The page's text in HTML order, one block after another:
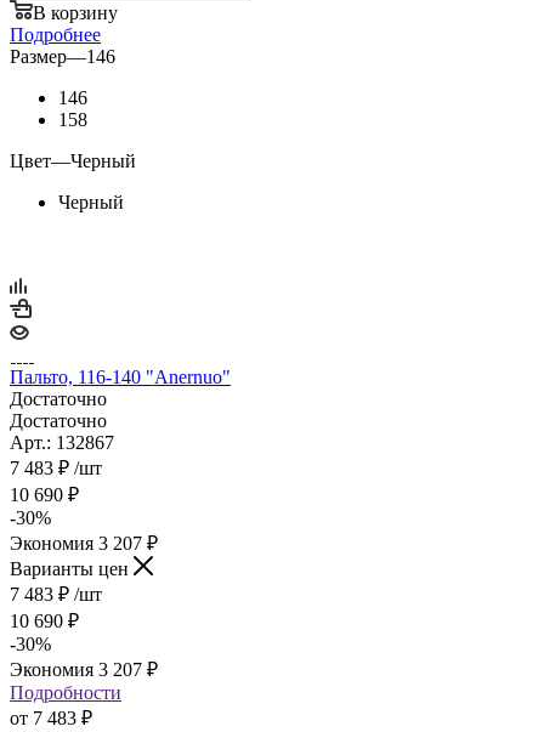
В корзину
Подробнее
Размер—146
146
158
Цвет—Черный
Черный
Пальто, 116-140 "Anernuo"
Достаточно
Достаточно
Арт.: 132867
7 483 ₽ /шт
10 690 ₽
-30%
Экономия 3 207 ₽
Варианты цен
7 483 ₽ /шт
10 690 ₽
-30%
Экономия 3 207 ₽
Подробности
от 7 483 ₽